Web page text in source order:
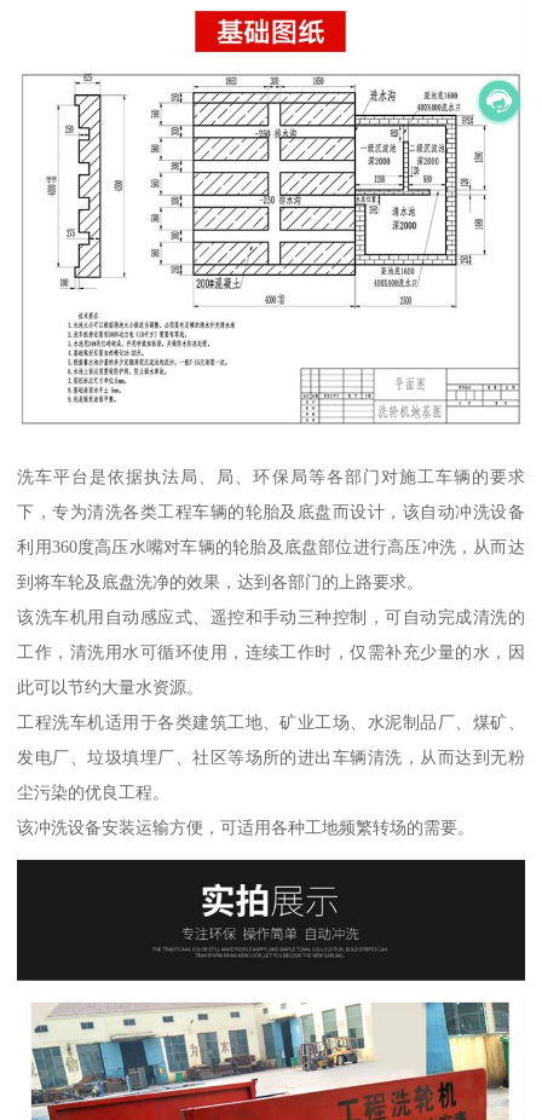
洗车平台是依据执法局、局、环保局等各部门对施工车辆的要求
下，专为清洗各类工程车辆的轮胎及底盘而设计，该自动冲洗设备
利用360度高压水嘴对车辆的轮胎及底盘部位进行高压冲洗，从而达
到将车轮及底盘洗净的效果，达到各部门的上路要求。
该洗车机用自动感应式、遥控和手动三种控制，可自动完成清洗的
工作，清洗用水可循环使用，连续工作时，仅需补充少量的水，因
此可以节约大量水资源。
工程洗车机适用于各类建筑工地、矿业工场、水泥制品厂、煤矿、
发电厂、垃圾填埋厂、社区等场所的进出车辆清洗，从而达到无粉
尘污染的优良工程。
该冲洗设备安装运输方便，可适用各种工地频繁转场的需要。